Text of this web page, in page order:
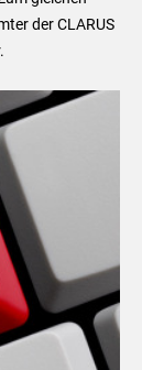
der CLARUS